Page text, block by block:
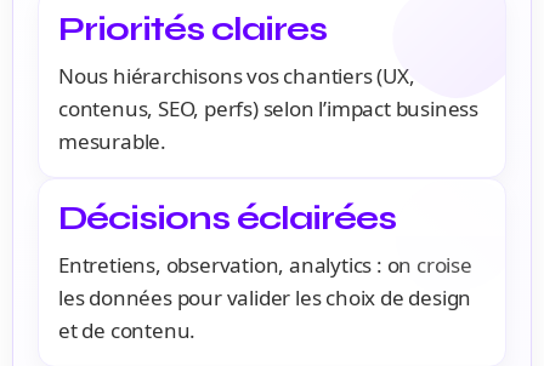
Priorités claires
Nous hiérarchisons vos chantiers (UX,
contenus, SEO, perfs) selon l’impact business
mesurable.
Décisions éclairées
Entretiens, observation, analytics : on croise
les données pour valider les choix de design
et de contenu.